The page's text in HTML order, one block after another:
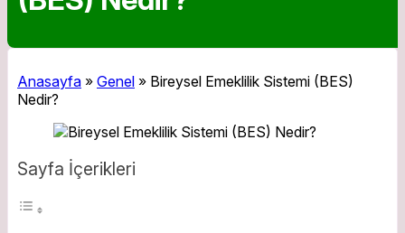
Anasayfa » Genel » Bireysel Emeklilik Sistemi (BES)
Nedir?
Sayfa İçerikleri